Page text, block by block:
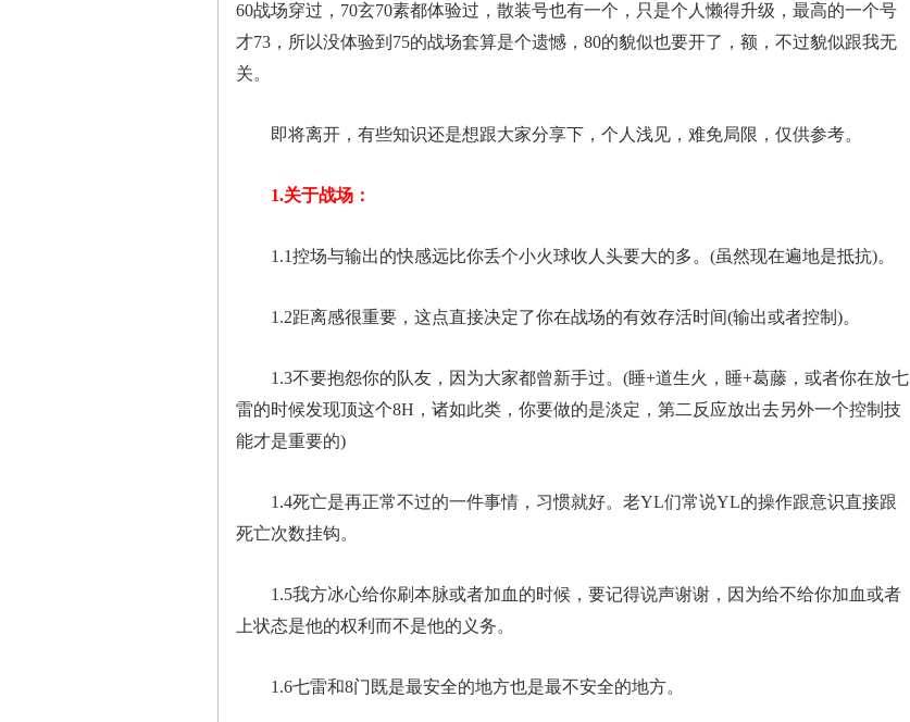
60战场穿过，70玄70素都体验过，散装号也有一个，只是个人懒得升级，最高的一个号
才73，所以没体验到75的战场套算是个遗憾，80的貌似也要开了，额，不过貌似跟我无
关。
即将离开，有些知识还是想跟大家分享下，个人浅见，难免局限，仅供参考。
1.关于战场：
1.1控场与输出的快感远比你丢个小火球收人头要大的多。(虽然现在遍地是抵抗)。
1.2距离感很重要，这点直接决定了你在战场的有效存活时间(输出或者控制)。
1.3不要抱怨你的队友，因为大家都曾新手过。(睡+道生火，睡+葛藤，或者你在放七
雷的时候发现顶这个8H，诸如此类，你要做的是淡定，第二反应放出去另外一个控制技
能才是重要的)
1.4死亡是再正常不过的一件事情，习惯就好。老YL们常说YL的操作跟意识直接跟
死亡次数挂钩。
1.5我方冰心给你刷本脉或者加血的时候，要记得说声谢谢，因为给不给你加血或者
上状态是他的权利而不是他的义务。
1.6七雷和8门既是最安全的地方也是最不安全的地方。